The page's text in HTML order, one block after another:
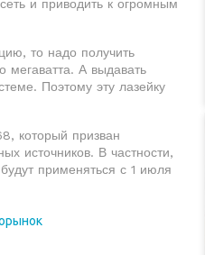
и приводить к огромным
то надо получить
мегаватта. А выдавать
Поэтому эту лазейку
который призван
источников. В частности,
применяться с 1 июля